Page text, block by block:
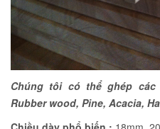
Chúng tôi có thể ghép
Rubber wood, Pine, Acacia,